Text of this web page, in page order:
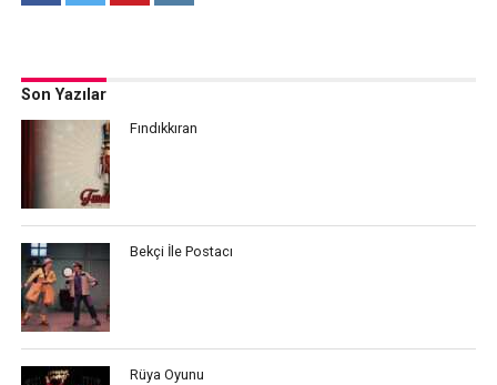
Son Yazılar
Fındıkkıran
Bekçi İle Postacı
Rüya Oyunu